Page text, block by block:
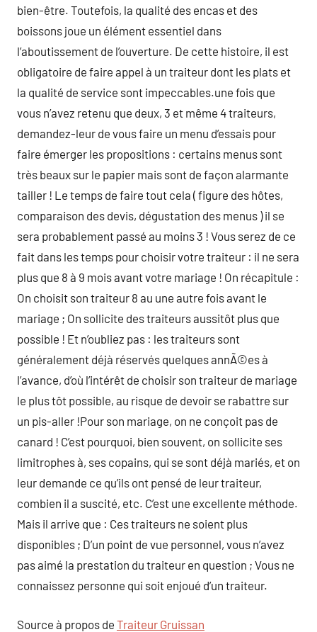
bien-être. Toutefois, la qualité des encas et des
boissons joue un élément essentiel dans
l’aboutissement de l’ouverture. De cette histoire, il est
obligatoire de faire appel à un traiteur dont les plats et
la qualité de service sont impeccables.une fois que
vous n’avez retenu que deux, 3 et même 4 traiteurs,
demandez-leur de vous faire un menu d’essais pour
faire émerger les propositions : certains menus sont
très beaux sur le papier mais sont de façon alarmante
tailler ! Le temps de faire tout cela ( figure des hôtes,
comparaison des devis, dégustation des menus ) il se
sera probablement passé au moins 3 ! Vous serez de ce
fait dans les temps pour choisir votre traiteur : il ne sera
plus que 8 à 9 mois avant votre mariage ! On récapitule :
On choisit son traiteur 8 au une autre fois avant le
mariage ; On sollicite des traiteurs aussitôt plus que
possible ! Et n’oubliez pas : les traiteurs sont
généralement déjà réservés quelques annÃ©es à
l’avance, d’où l’intérêt de choisir son traiteur de mariage
le plus tôt possible, au risque de devoir se rabattre sur
un pis-aller !Pour son mariage, on ne conçoit pas de
canard ! C’est pourquoi, bien souvent, on sollicite ses
limitrophes à, ses copains, qui se sont déjà mariés, et on
leur demande ce qu’ils ont pensé de leur traiteur,
combien il a suscité, etc. C’est une excellente méthode.
Mais il arrive que : Ces traiteurs ne soient plus
disponibles ; D’un point de vue personnel, vous n’avez
pas aimé la prestation du traiteur en question ; Vous ne
connaissez personne qui soit enjoué d’un traiteur.
Source à propos de Traiteur Gruissan